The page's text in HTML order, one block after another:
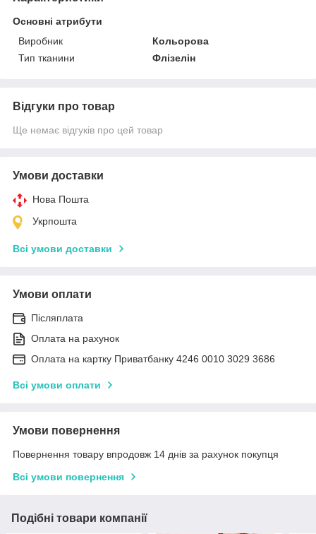
Основні атрибути
Виробник
Кольорова
Тип тканини
Флізелін
Відгуки про товар
Ще немає відгуків про цей товар
Умови доставки
Нова Пошта
Укрпошта
Всі умови доставки
Умови оплати
Післяплата
Оплата на рахунок
Оплата на картку Приватбанку 4246 0010 3029 3686
Всі умови оплати
Умови повернення
Повернення товару впродовж 14 днів за рахунок покупця
Всі умови повернення
Подібні товари компанії